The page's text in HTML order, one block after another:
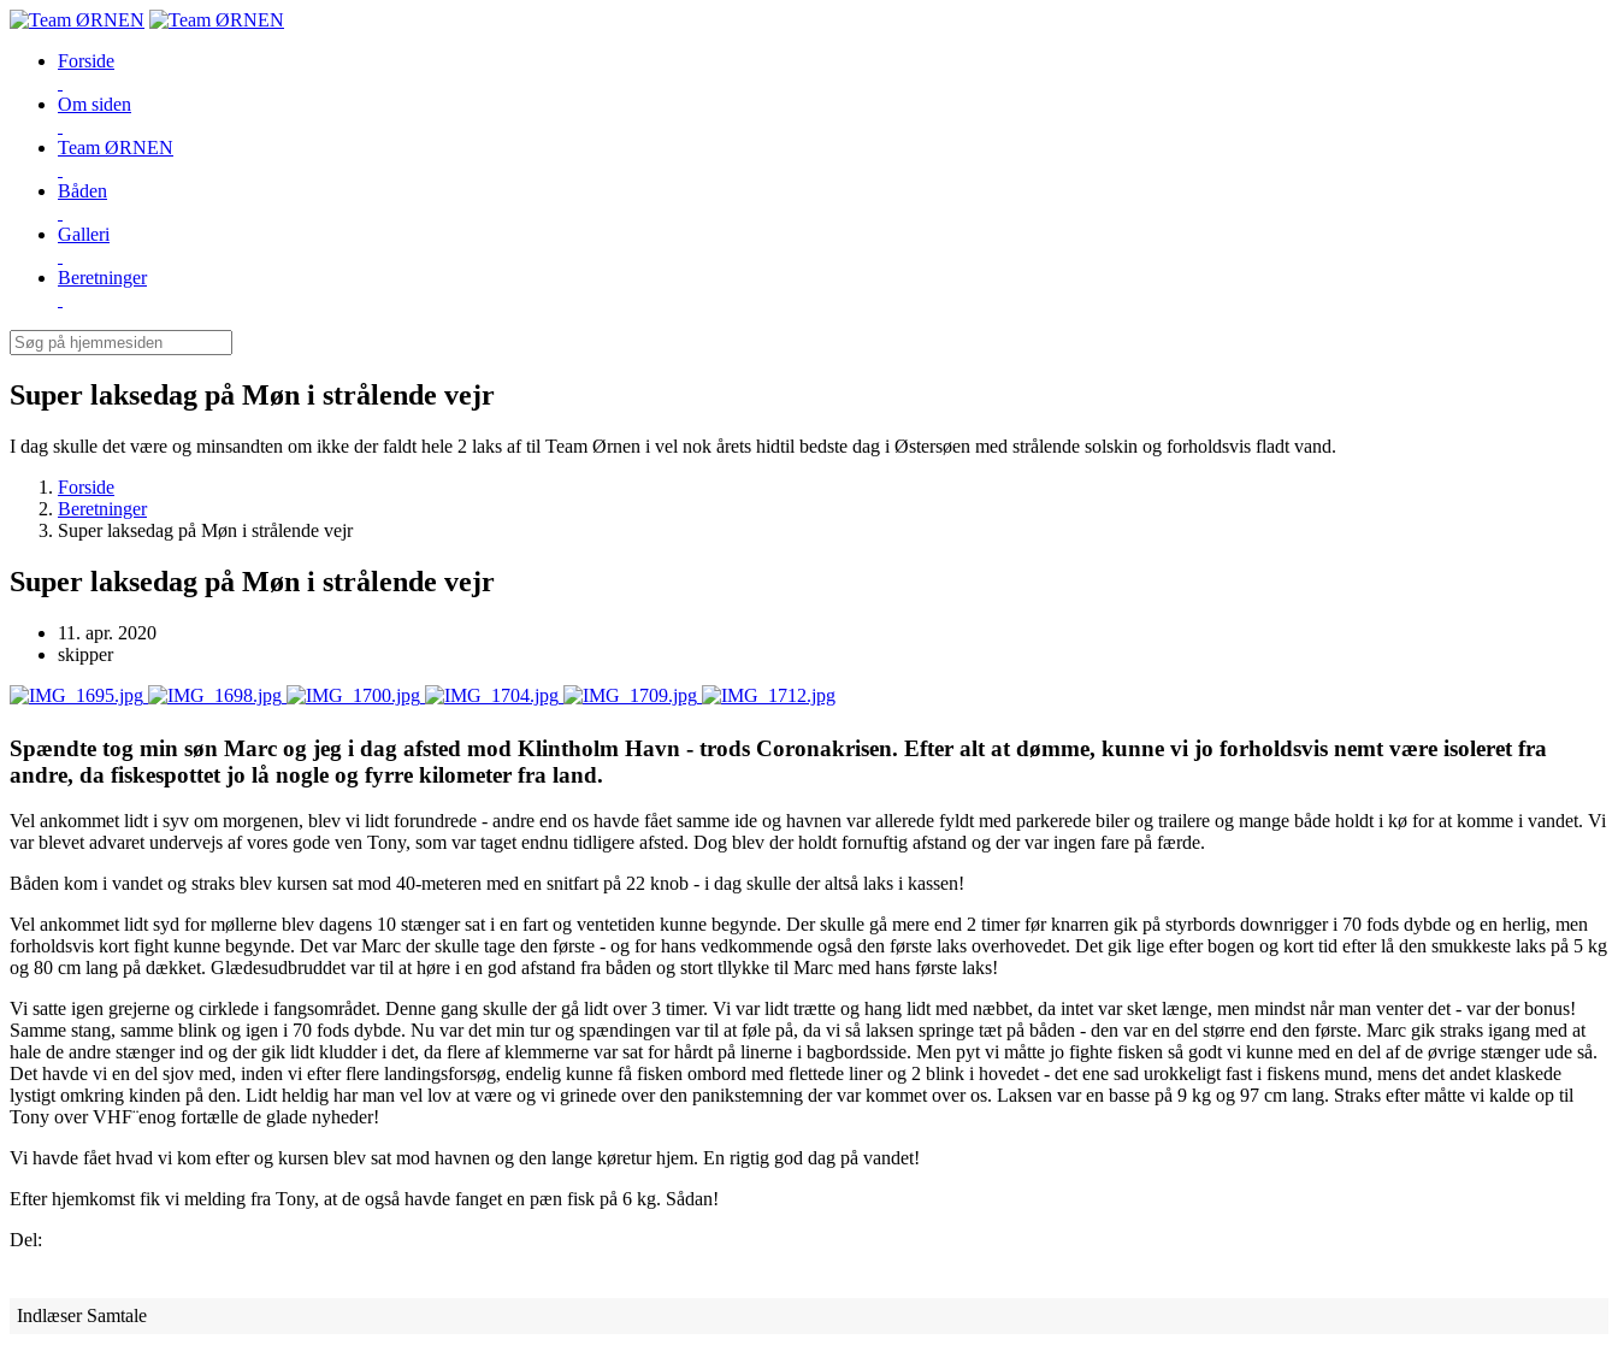
Forside
Om siden
Team ØRNEN
Båden
Galleri
Beretninger
Super laksedag på Møn i strålende vejr
I dag skulle det være og minsandten om ikke der faldt hele 2 laks af til Team Ørnen i vel nok årets hidtil bedste dag i Østersøen med strålende solskin og forholdsvis fladt vand.
Forside
Beretninger
Super laksedag på Møn i strålende vejr
Super laksedag på Møn i strålende vejr
11. apr. 2020
skipper
Spændte tog min søn Marc og jeg i dag afsted mod Klintholm Havn - trods Coronakrisen. Efter alt at dømme, kunne vi jo forholdsvis nemt være isoleret fra
andre, da fiskespottet jo lå nogle og fyrre kilometer fra land.
Vel ankommet lidt i syv om morgenen, blev vi lidt forundrede - andre end os havde fået samme ide og havnen var allerede fyldt med parkerede biler og trailere og mange både holdt i kø for at komme i vandet. Vi
var blevet advaret undervejs af vores gode ven Tony, som var taget endnu tidligere afsted. Dog blev der holdt fornuftig afstand og der var ingen fare på færde.
Båden kom i vandet og straks blev kursen sat mod 40-meteren med en snitfart på 22 knob - i dag skulle der altså laks i kassen!
Vel ankommet lidt syd for møllerne blev dagens 10 stænger sat i en fart og ventetiden kunne begynde. Der skulle gå mere end 2 timer før knarren gik på styrbords downrigger i 70 fods dybde og en herlig, men
forholdsvis kort fight kunne begynde. Det var Marc der skulle tage den første - og for hans vedkommende også den første laks overhovedet. Det gik lige efter bogen og kort tid efter lå den smukkeste laks på 5 kg
og 80 cm lang på dækket. Glædesudbruddet var til at høre i en god afstand fra båden og stort tllykke til Marc med hans første laks!
Vi satte igen grejerne og cirklede i fangsområdet. Denne gang skulle der gå lidt over 3 timer. Vi var lidt trætte og hang lidt med næbbet, da intet var sket længe, men mindst når man venter det - var der bonus!
Samme stang, samme blink og igen i 70 fods dybde. Nu var det min tur og spændingen var til at føle på, da vi så laksen springe tæt på båden - den var en del større end den første. Marc gik straks igang med at
hale de andre stænger ind og der gik lidt kludder i det, da flere af klemmerne var sat for hårdt på linerne i bagbordsside. Men pyt vi måtte jo fighte fisken så godt vi kunne med en del af de øvrige stænger ude så.
Det havde vi en del sjov med, inden vi efter flere landingsforsøg, endelig kunne få fisken ombord med flettede liner og 2 blink i hovedet - det ene sad urokkeligt fast i fiskens mund, mens det andet klaskede
lystigt omkring kinden på den. Lidt heldig har man vel lov at være og vi grinede over den panikstemning der var kommet over os. Laksen var en basse på 9 kg og 97 cm lang. Straks efter måtte vi kalde op til
Tony over VHF¨enog fortælle de glade nyheder!
Vi havde fået hvad vi kom efter og kursen blev sat mod havnen og den lange køretur hjem. En rigtig god dag på vandet!
Efter hjemkomst fik vi melding fra Tony, at de også havde fanget en pæn fisk på 6 kg. Sådan!
Del:
Indlæser Samtale